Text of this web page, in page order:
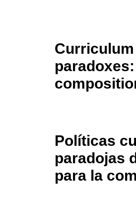
Políticas
paradojas
para la